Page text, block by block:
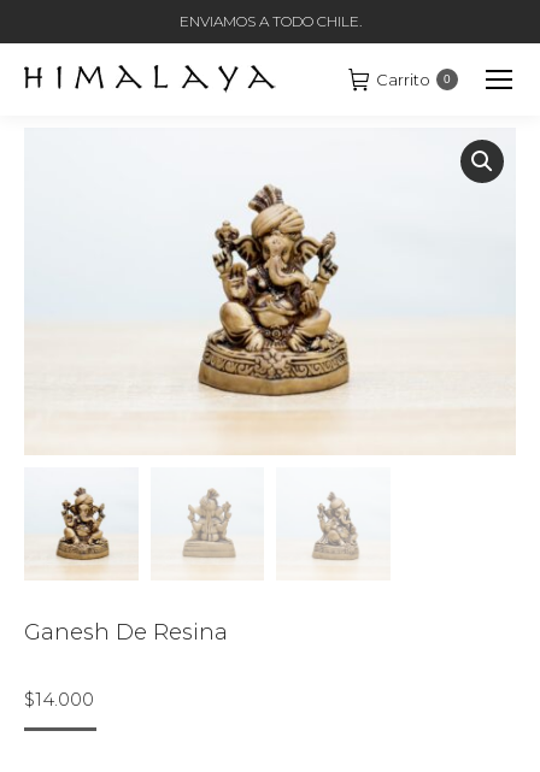
ENVIAMOS A TODO CHILE.
Carrito 0
Ganesh De Resina
$14.000